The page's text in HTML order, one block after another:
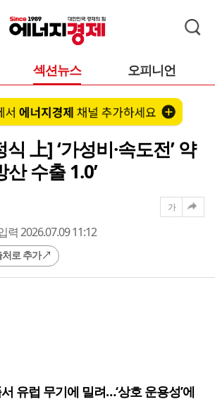
섹션뉴스 오피니언
上] ‘가성비·속도전’ 약
산 수출 1.0’
력 2026.07.09 11:12
로 추가
가
유럽 무기에 밀려…‘상호 운용성’에